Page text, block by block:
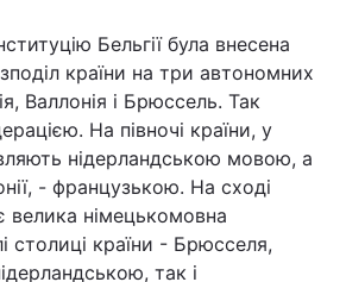
Бельгії була внесена
країни на три автономних
Валлонія і Брюссель. Так
На півночі країни, у
нідерландською мовою, а
- французькою. На сході
велика німецькомовна
столиці країни - Брюсселя,
так і